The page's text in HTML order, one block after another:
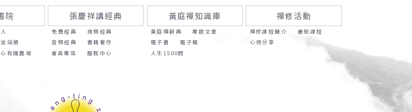
院
站樁
有機農場
張慶祥講經典
免費經典
視頻經典
音頻經典
書籍著作
會員專區
服務中心
黃庭禪知識庫
黃庭禪辭典
專題文章
電子書
電子報
人生1500問
禪修活動
禪修課程簡介
最新課程
心得分享